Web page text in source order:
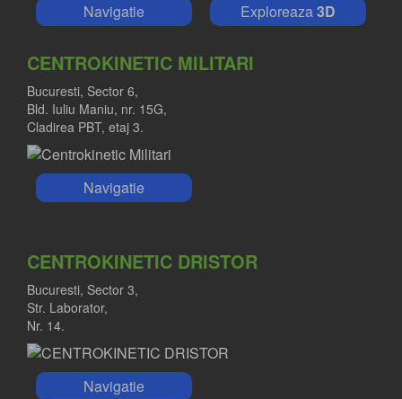
Navigatie Exploreaza3D
CENTROKINETIC MILITARI
Bucuresti, Sector 6,
Bld. Iuliu Maniu, nr. 15G,
Cladirea PBT, etaj 3.
Navigatie
CENTROKINETIC DRISTOR
Bucuresti, Sector 3,
Str. Laborator,
Nr. 14.
Navigatie